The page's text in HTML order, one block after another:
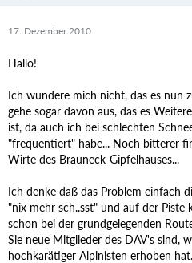
17. Dezember 2010
Hallo!
Ich wundere mich nicht, das es nun
gehe sogar davon aus, das es
ist, da auch ich bei schlechten
"frequentiert" habe... Noch bitterer
Wirte des Brauneck-Gipfelhauses...
Ich denke daß das Problem einfach
"nix mehr sch..sst" und auf der Piste
schon bei der grundgelegenden
Sie neue Mitglieder des DAV's sind,
hochkarätiger Alpinisten erhoben